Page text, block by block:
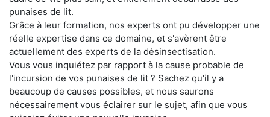
punaises de lit.
Grâce à leur formation, nos experts ont pu développer une
réelle expertise dans ce domaine, et s'avèrent être
actuellement des experts de la désinsectisation.
Vous vous inquiétez par rapport à la cause probable de
l'incursion de vos punaises de lit ? Sachez qu'il y a
beaucoup de causes possibles, et nous saurons
nécessairement vous éclairer sur le sujet, afin que vous